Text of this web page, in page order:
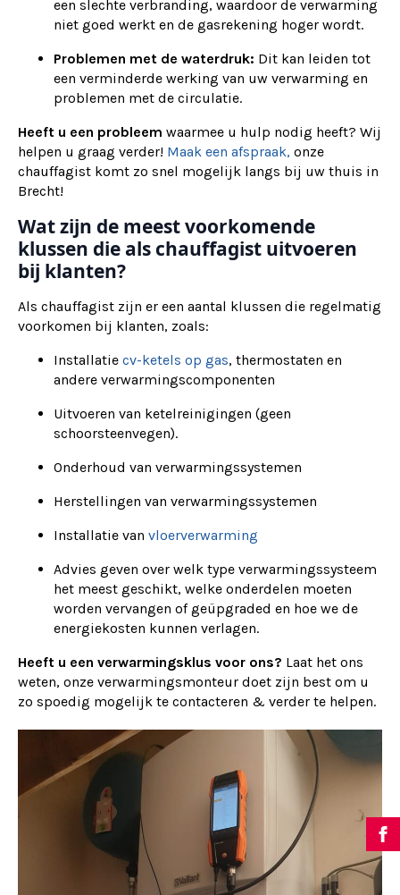
een slechte verbranding, waardoor de verwarming
niet goed werkt en de gasrekening hoger wordt.
Problemen met de waterdruk: Dit kan leiden tot
een verminderde werking van uw verwarming en
problemen met de circulatie.
Heeft u een probleem waarmee u hulp nodig heeft? Wij
helpen u graag verder! Maak een afspraak, onze
chauffagist komt zo snel mogelijk langs bij uw thuis in
Brecht!
Wat zijn de meest voorkomende
klussen die als chauffagist uitvoeren
bij klanten?
Als chauffagist zijn er een aantal klussen die regelmatig
voorkomen bij klanten, zoals:
Installatie cv-ketels op gas, thermostaten en
andere verwarmingscomponenten
Uitvoeren van ketelreinigingen (geen
schoorsteenvegen).
Onderhoud van verwarmingssystemen
Herstellingen van verwarmingssystemen
Installatie van vloerverwarming
Advies geven over welk type verwarmingssysteem
het meest geschikt, welke onderdelen moeten
worden vervangen of geüpgraded en hoe we de
energiekosten kunnen verlagen.
Heeft u een verwarmingsklus voor ons? Laat het ons
weten, onze verwarmingsmonteur doet zijn best om u
zo spoedig mogelijk te contacteren & verder te helpen.